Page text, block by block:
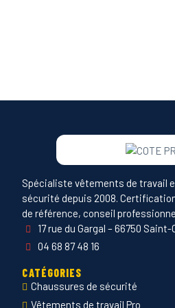
Spécialiste vêtements de travail
sécurité depuis 2008.
de référence, conseil
17 rue du Gargal – 66750 Saint-
04 68 87 48 16
CATÉGORIES
Chaussures de sécurité
Vêtements de travail Pro